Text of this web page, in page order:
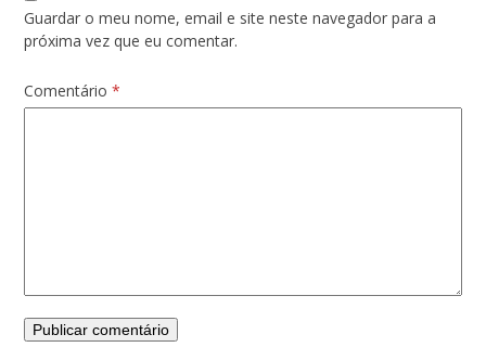
Guardar o meu nome, email e site neste navegador para a
próxima vez que eu comentar.
Comentário*